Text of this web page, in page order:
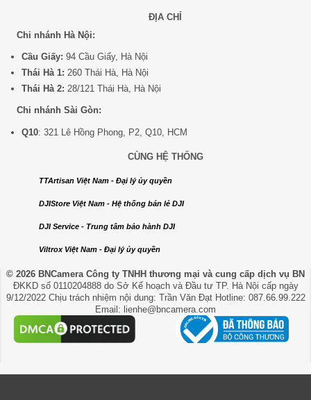
ĐỊA CHỈ
Chi nhánh Hà Nội:
Cầu Giấy: 94 Cầu Giấy, Hà Nội
Thái Hà 1: 260 Thái Hà, Hà Nội
Thái Hà 2: 28/121 Thái Hà, Hà Nội
Chi nhánh Sài Gòn:
Q10: 321 Lê Hồng Phong, P2, Q10, HCM
CÙNG HỆ THỐNG
TTArtisan Việt Nam - Đại lý ủy quyền
DJIStore Việt Nam - Hệ thống bán lẻ DJI
DJI Service - Trung tâm bảo hành DJI
Viltrox Việt Nam - Đại lý ủy quyền
© 2026 BNCamera Công ty TNHH thương mại và cung cấp dịch vụ BN
ĐKKD số 0110204888 do Sở Kế hoạch và Đầu tư TP. Hà Nội cấp ngày
9/12/2022 Chịu trách nhiệm nội dung: Trần Văn Đạt Hotline: 087.66.99.222
Email: lienhe@bncamera.com